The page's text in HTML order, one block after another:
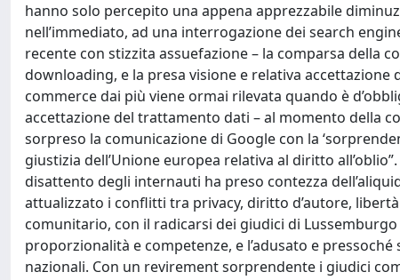
hanno solo percepito una appena apprezzabile
nell’immediato, ad una interrogazione dei search
recente con stizzita assuefazione – la comparsa della
downloading, e la presa visione e relativa
commerce dai più viene ormai rilevata quando è
accettazione del trattamento dati – al momento della
sorpreso la comunicazione di Google con la
giustizia dell’Unione europea relativa al diritto
disattento degli internauti ha preso contezza
attualizzato i conflitti tra privacy, diritto d’autore,
comunitario, con il radicarsi dei giudici di
proporzionalità e competenze, e l’adusato e
nazionali. Con un revirement sorprendente i giudici